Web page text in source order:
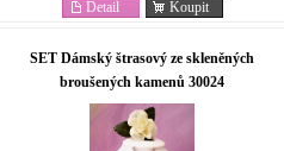
Koupit
Detail
SET Dámský štrasový ze skleněných
broušených kamenů 30024